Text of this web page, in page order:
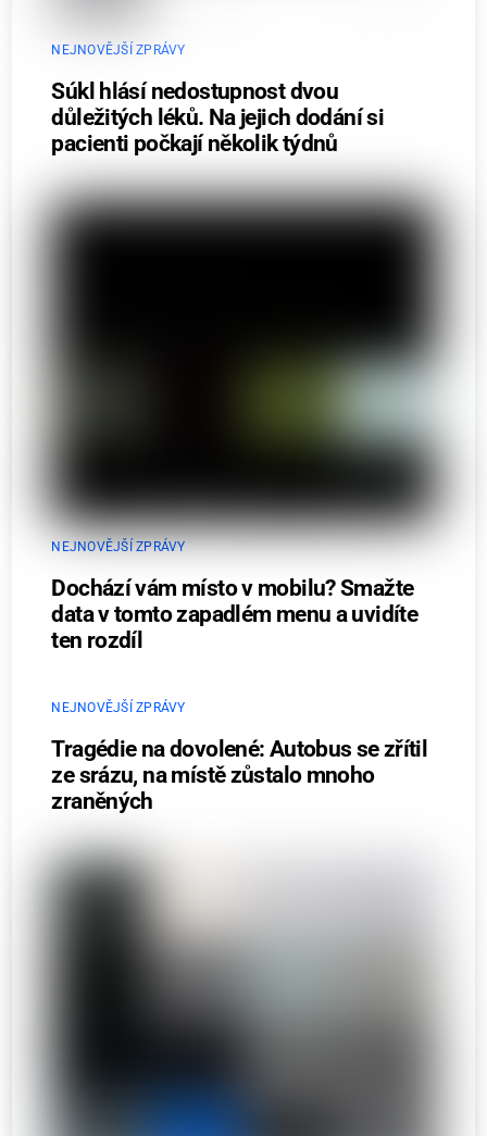
NEJNOVĚJŠÍ ZPRÁVY
Súkl hlásí nedostupnost dvou
důležitých léků. Na jejich dodání si
pacienti počkají několik týdnů
NEJNOVĚJŠÍ ZPRÁVY
Dochází vám místo v mobilu? Smažte
data v tomto zapadlém menu a uvidíte
ten rozdíl
NEJNOVĚJŠÍ ZPRÁVY
Tragédie na dovolené: Autobus se zřítil
ze srázu, na místě zůstalo mnoho
zraněných